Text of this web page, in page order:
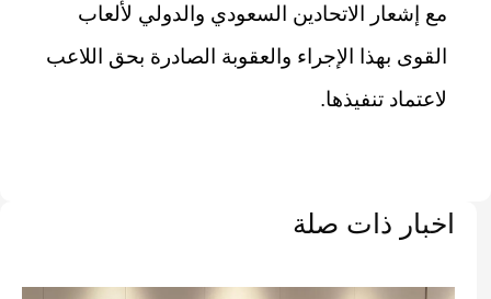
مع إشعار الاتحادين السعودي والدولي لألعاب
القوى بهذا الإجراء والعقوبة الصادرة بحق اللاعب
لاعتماد تنفيذها.
اخبار ذات صلة